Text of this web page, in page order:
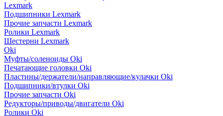
Lexmark
Подшипники Lexmark
Прочие запчасти Lexmark
Ролики Lexmark
Шестерни Lexmark
Oki
Муфты/соленоиды Oki
Печатающие головки Oki
Пластины/держатели/направляющие/кулачки Oki
Подшипники/втулки Oki
Прочие запчасти Oki
Редукторы/приводы/двигатели Oki
Ролики Oki